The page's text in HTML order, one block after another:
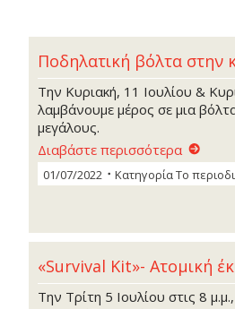
Ποδηλατική βόλτα στην
Την Κυριακή, 11 Ιουλίου &
λαμβάνουμε μέρος σε μια
μεγάλους.
Διαβάστε περισσότερα
01/07/2022 ΚατηγορίαΤο
«Survival Kit»- Ατομική
Την Τρίτη 5 Ιουλίου στις 8